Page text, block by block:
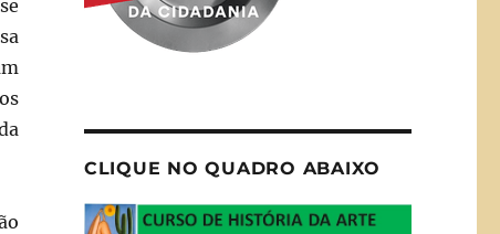
CLIQUE NO QUADRO ABAIXO